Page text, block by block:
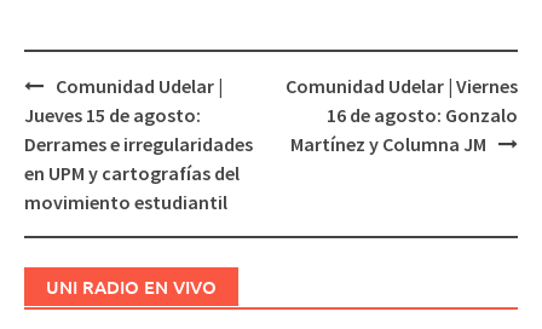
Navegación
de
entradas
Comunidad Udelar |
Jueves 15 de agosto:
Derrames e irregularidades
en UPM y cartografías del
movimiento estudiantil
Comunidad Udelar | Viernes
16 de agosto: Gonzalo
Martínez y Columna JM
UNI RADIO EN VIVO